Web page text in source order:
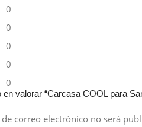
0
0
0
0
0
en valorar “Carcasa COOL para
correo electrónico no será